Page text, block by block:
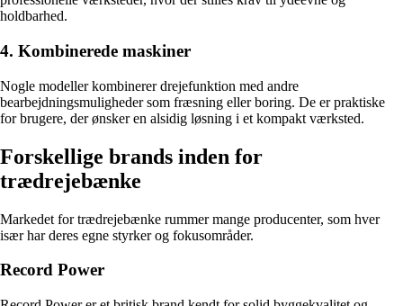
holdbarhed.
4. Kombinerede maskiner
Nogle modeller kombinerer drejefunktion med andre
bearbejdningsmuligheder som fræsning eller boring. De er praktiske
for brugere, der ønsker en alsidig løsning i et kompakt værksted.
Forskellige brands inden for
trædrejebænke
Markedet for trædrejebænke rummer mange producenter, som hver
især har deres egne styrker og fokusområder.
Record Power